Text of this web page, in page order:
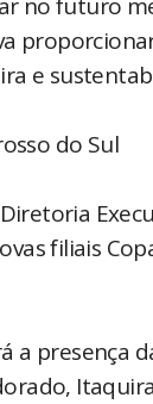
no futuro
e
do Sul
filiais
a presença